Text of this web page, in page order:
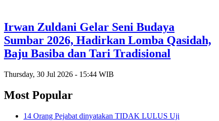
Irwan Zuldani Gelar Seni Budaya
Sumbar 2026, Hadirkan Lomba Qasidah,
Baju Basiba dan Tari Tradisional
Thursday, 30 Jul 2026 - 15:44 WIB
Most Popular
14 Orang Pejabat dinyatakan TIDAK LULUS Uji